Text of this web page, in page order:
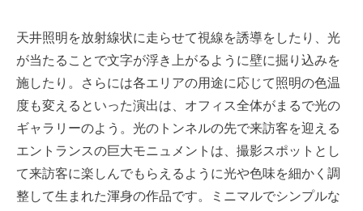
天井照明を放射線状に走らせて視線を誘導をしたり、光
が当たることで文字が浮き上がるように壁に掘り込みを
施したり。さらには各エリアの用途に応じて照明の色温
度も変えるといった演出は、オフィス全体がまるで光の
ギャラリーのよう。光のトンネルの先で来訪客を迎える
エントランスの巨大モニュメントは、撮影スポットとし
て来訪客に楽しんでもらえるように光や色味を細かく調
整して生まれた渾身の作品です。ミニマルでシンプルな